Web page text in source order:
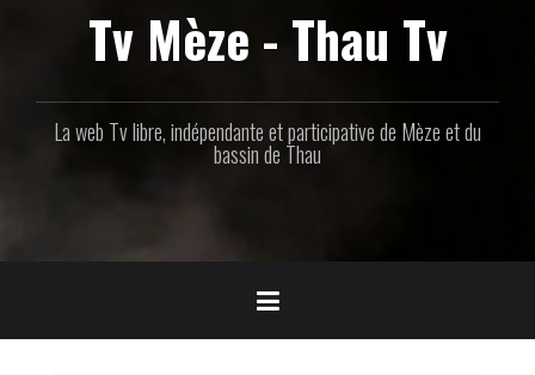
Tv Mèze - Thau Tv
La web Tv libre, indépendante et participative de Mèze et du
bassin de Thau